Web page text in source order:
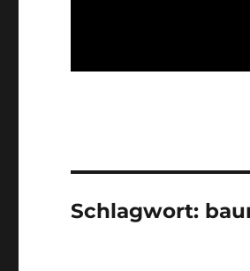
Schlagwort: